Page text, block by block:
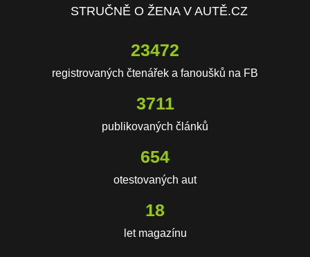
STRUČNĚ O ŽENA V AUTĚ.CZ
23472
registrovaných čtenářek a fanoušků na FB
3711
publikovaných článků
654
otestovaných aut
18
let magazínu